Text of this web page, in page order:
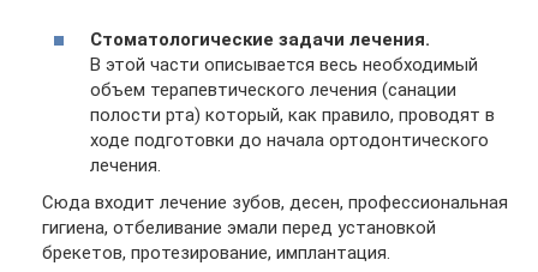
Стоматологические задачи лечения.
В этой части описывается весь необходимый
объем терапевтического лечения (санации
полости рта) который, как правило, проводят в
ходе подготовки до начала ортодонтического
лечения.
Сюда входит лечение зубов, десен, профессиональная
гигиена, отбеливание эмали перед установкой
брекетов, протезирование, имплантация.